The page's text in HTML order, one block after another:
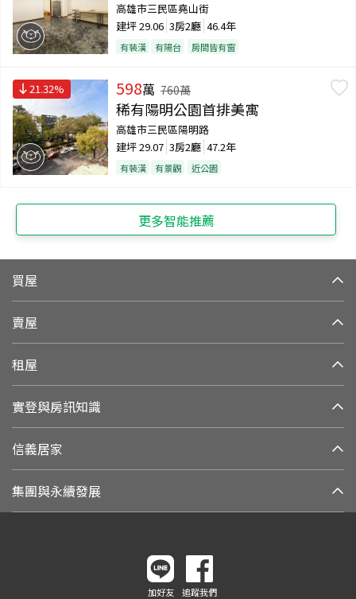
高雄市三民區堯山街
建坪29.06 3房2廳 46.4年
有裝潢 有陽台 房間皆有窗
21.32% 598萬 760萬
稀有陽明公園首排美寓
高雄市三民區陽明路
建坪29.07 3房2廳 47.2年
有裝潢 有景觀 近公園
更多智能推薦
買屋
賣屋
租屋
實登與房訊知識
信義居家
集團與永續發展
加好友 追蹤我們